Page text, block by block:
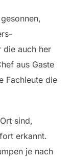
die auch her
aus Gaste
Fachleute die
sind,
erkannt.
je nach